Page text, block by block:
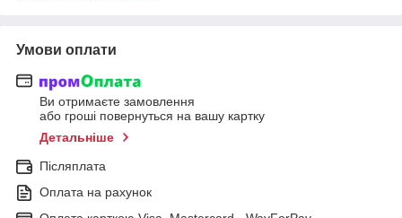
Умови оплати
Ви отримаєте замовлення
або гроші повернуться на вашу картку
Детальніше
Післяплата
Оплата на рахунок